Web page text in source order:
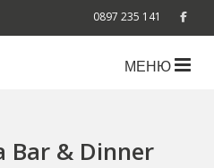
0897 235 141
МЕНЮ
Bar & Dinner